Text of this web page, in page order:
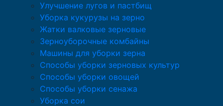
Улучшение лугов и пастбищ
Уборка кукурузы на зерно
Жатки валковые зерновые
Зерноуборочные комбайны
Машины для уборки зерна
Способы уборки зерновых культур
Способы уборки овощей
Способы уборки сенажа
Уборка сои